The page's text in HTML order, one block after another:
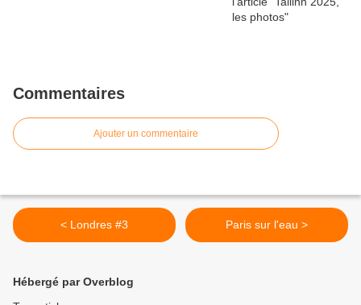
Commentaires
Ajouter un commentaire
< Londres #3 Paris sur l'eau >
Hébergé par Overblog